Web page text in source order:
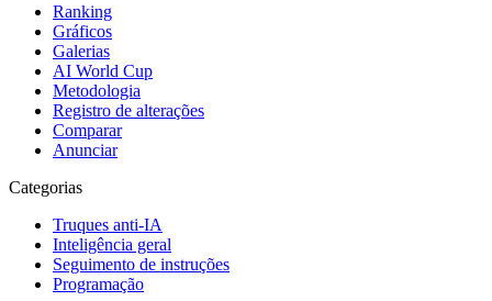
Ranking
Gráficos
Galerias
AI World Cup
Metodologia
Registro de alterações
Comparar
Anunciar
Categorias
Truques anti-IA
Inteligência geral
Seguimento de instruções
Programação